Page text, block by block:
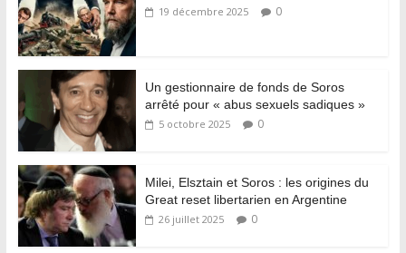
19 décembre 2025 0
Un gestionnaire de fonds de Soros
arrêté pour « abus sexuels sadiques »
5 octobre 2025 0
Milei, Elsztain et Soros : les origines du
Great reset libertarien en Argentine
26 juillet 2025 0